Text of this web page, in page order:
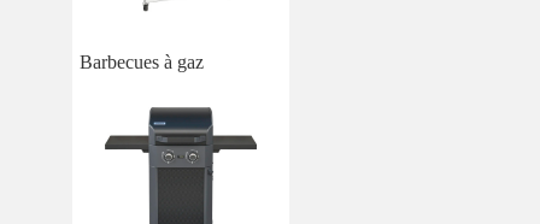
Barbecues à gaz